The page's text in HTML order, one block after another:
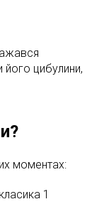
його цибулини,
моментах:
1